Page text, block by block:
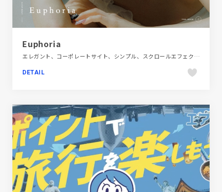
Euphoria
エレガント、コーポレートサイト、シンプル、スクロールエフェクト、スタイリッシュ、ダイナミック、ファッション・ビューティー、フラットデザイン、ブランド・サービスサイト、ホワイト系、モーション多め、動画が流れる、大きめ写真、新卒・中途採用サイト、施設・店舗サイト、映像
DETAIL